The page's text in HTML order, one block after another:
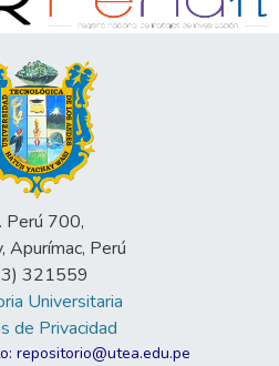
Perú 700,
Apurímac, Perú
321559
Universitaria
de Privacidad
repositorio@utea.edu.pe